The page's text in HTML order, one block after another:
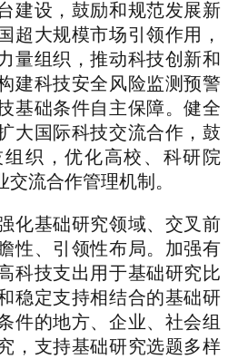
建设，鼓励和规范发展新
超大规模市场引领作用，
量组织，推动科技创新和
建科技安全风险监测预警
基础条件自主保障。健全
大国际科技交流合作，鼓
织，优化高校、科研院
流合作管理机制。
化基础研究领域、交叉前
性、引领性布局。加强有
科技支出用于基础研究比
稳定支持相结合的基础研
件的地方、企业、社会组
，支持基础研究选题多样